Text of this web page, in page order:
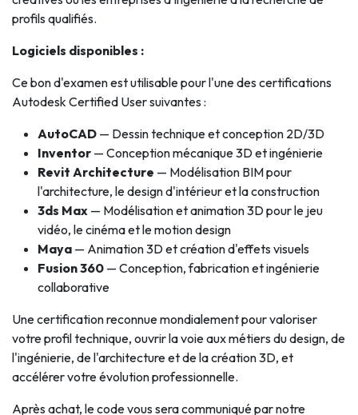
profils qualifiés.
Logiciels disponibles :
Ce bon d'examen est utilisable pour l'une des certifications
Autodesk Certified User suivantes :
AutoCAD — Dessin technique et conception 2D/3D
Inventor — Conception mécanique 3D et ingénierie
Revit Architecture — Modélisation BIM pour
l'architecture, le design d'intérieur et la construction
3ds Max — Modélisation et animation 3D pour le jeu
vidéo, le cinéma et le motion design
Maya — Animation 3D et création d'effets visuels
Fusion 360 — Conception, fabrication et ingénierie
collaborative
Une certification reconnue mondialement pour valoriser
votre profil technique, ouvrir la voie aux métiers du design, de
l'ingénierie, de l'architecture et de la création 3D, et
accélérer votre évolution professionnelle.
Après achat, le code vous sera communiqué par notre